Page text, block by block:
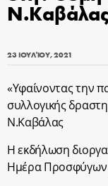
Ν.Καβάλας
23 ΙΟΥΛΊΟΥ, 2021
«Υφαίνοντας την
συλλογικής
Ν.Καβάλας
Η εκδήλωση
Ημέρα Προσφύγων